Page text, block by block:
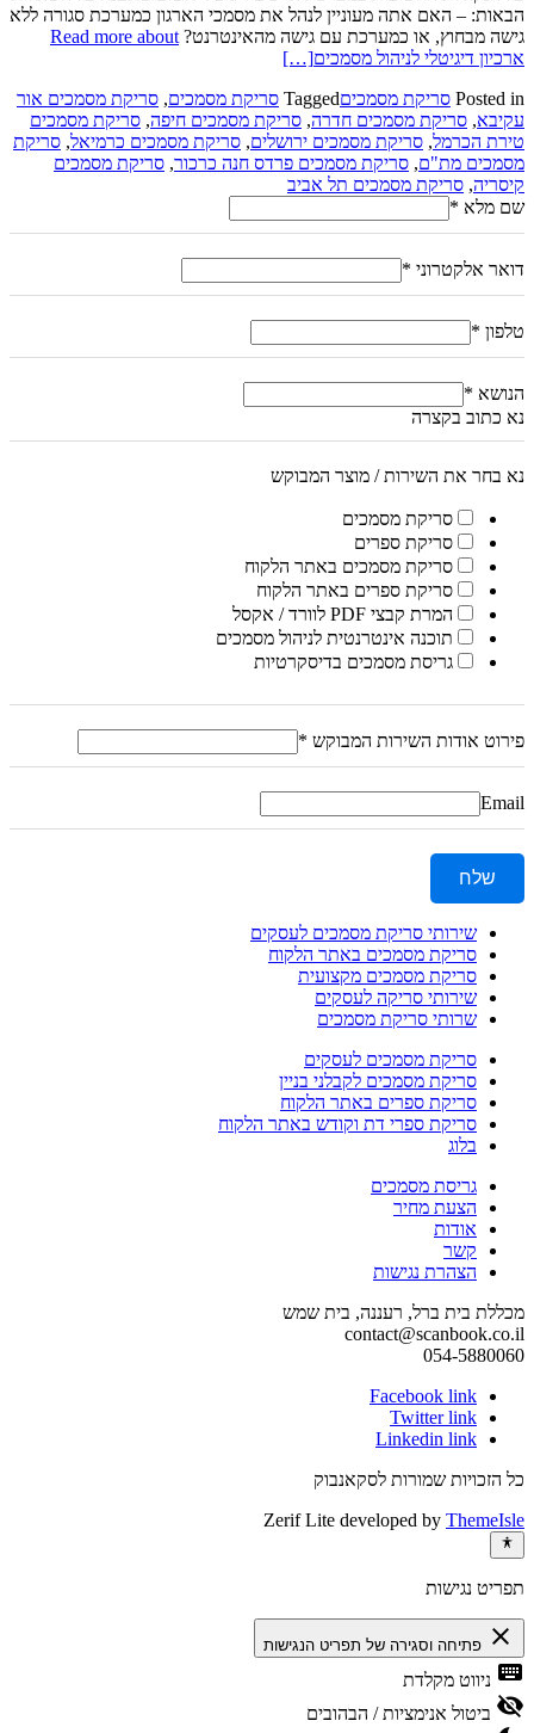
הבאות: – האם אתה מעוניין לנהל את מסמכי הארגון כמערכת סגורה ללא
גישה מבחוץ, או כמערכת עם גישה מהאינטרנט? Read more about
ארכיון דיגיטלי לניהול מסמכים[…]
Posted in סריקת מסמכיםTagged סריקת מסמכים, סריקת מסמכים אור
עקיבא, סריקת מסמכים חדרה, סריקת מסמכים חיפה, סריקת מסמכים
טירת הכרמל, סריקת מסמכים ירושלים, סריקת מסמכים כרמיאל, סריקת
מסמכים מת"ם, סריקת מסמכים פרדס חנה כרכור, סריקת מסמכים
קיסריה, סריקת מסמכים תל אביב
שם מלא *
דואר אלקטרוני *
טלפון *
הנושא *
נא כתוב בקצרה
נא בחר את השירות / מוצר המבוקש
סריקת מסמכים
סריקת ספרים
סריקת מסמכים באתר הלקוח
סריקת ספרים באתר הלקוח
המרת קבצי PDF לוורד / אקסל
תוכנה אינטרנטית לניהול מסמכים
גריסת מסמכים בדיסקרטיות
פירוט אודות השירות המבוקש *
Email
שלח
שירותי סריקת מסמכים לעסקים
סריקת מסמכים באתר הלקוח
סריקת מסמכים מקצועית
שירותי סריקה לעסקים
שרותי סריקת מסמכים
סריקת מסמכים לעסקים
סריקת מסמכים לקבלני בניין
סריקת ספרים באתר הלקוח
סריקת ספרי דת וקודש באתר הלקוח
בלוג
גריסת מסמכים
הצעת מחיר
אודות
קשר
הצהרת נגישות
מכללת בית ברל, רעננה, בית שמש
contact@scanbook.co.il
054-5880060
Facebook link
Twitter link
Linkedin link
כל הזכויות שמורות לסקאנבוק
Zerif Lite developed by ThemeIsle
תפריט נגישות
close פתיחה וסגירה של תפריט הנגישות
keyboard ניווט מקלדת
visibility_off ביטול אנימציות / הבהובים